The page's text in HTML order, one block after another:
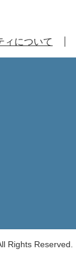
ィについて
Rights Reserved.